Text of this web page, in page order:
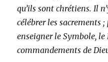
qu’ils sont chrétiens. Il
célébrer les sacrements
enseigner le Symbole, le
commandements de